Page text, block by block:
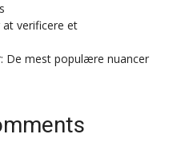
verificere et
De mest populære nuancer